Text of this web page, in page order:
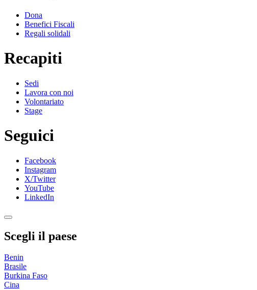
Dona
Benefici Fiscali
Regali solidali
Recapiti
Sedi
Lavora con noi
Volontariato
Stage
Seguici
Facebook
Instagram
X/Twitter
YouTube
LinkedIn
Scegli il paese
Benin
Brasile
Burkina Faso
Cina